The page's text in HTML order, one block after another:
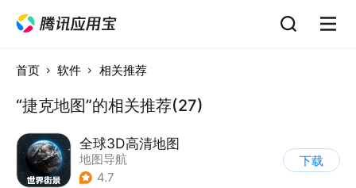
首页 软件 相关推荐
“捷克地图”的相关推荐(27)
全球3D高清地图
地图导航
4.7
下载